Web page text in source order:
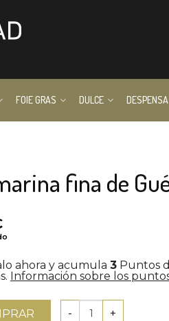
FOIE GRAS DULCE DESPENSA
fina de
ahora y acumula 3 Puntos
Información sobre los